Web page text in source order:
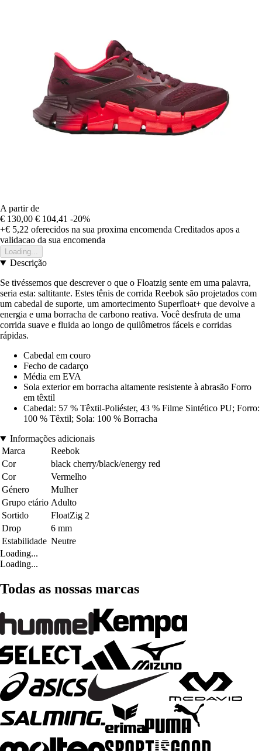
A partir de
€ 130,00 € 104,41 -20%
+€ 5,22 oferecidos na sua proxima encomenda Creditados apos a
validacao da sua encomenda
Loading...
Descrição
Se tivéssemos que descrever o que o Floatzig sente em uma palavra,
seria esta: saltitante. Estes tênis de corrida Reebok são projetados com
um cabedal de suporte, um amortecimento Superfloat+ que devolve a
energia e uma borracha de carbono reativa. Você desfruta de uma
corrida suave e fluida ao longo de quilômetros fáceis e corridas
rápidas.
Cabedal em couro
Fecho de cadarço
Média em EVA
Sola exterior em borracha altamente resistente à abrasão Forro
em têxtil
Cabedal: 57 % Têxtil-Poliéster, 43 % Filme Sintético PU; Forro:
100 % Têxtil; Sola: 100 % Borracha
Informações adicionais
Marca
Reebok
Cor
black cherry/black/energy red
Cor
Vermelho
Género
Mulher
Grupo etário Adulto
Sortido
FloatZig 2
Drop
6 mm
Estabilidade Neutre
Loading...
Loading...
Todas as nossas marcas